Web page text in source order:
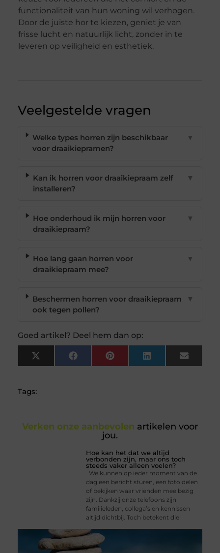
functionaliteit van hun woning wil verhogen.
Door de juiste hor te kiezen, geniet je van
frisse lucht en natuurlijk licht, zonder in te
leveren op veiligheid en esthetiek.
Veelgestelde vragen
Welke types horren zijn beschikbaar
voor draaikiepramen?
▼
Kan ik horren voor draaikiepraam zelf
installeren?
▼
Hoe onderhoud ik mijn horren voor
draaikiepraam?
▼
Hoe lang gaan horren voor
draaikiepraam mee?
▼
Beschermen horren voor draaikiepraam
ook tegen pollen?
▼
Goed artikel? Deel hem dan op:
X
(Twitter)
FacebookPinterest LinkedIn Email
Tags:
Verken onze aanbevolen artikelen voor
jou.
Hoe kan het dat we altijd
verbonden zijn, maar ons toch
steeds vaker alleen voelen?
We kunnen op ieder moment van de
dag een bericht sturen, een foto delen
of bekijken waar vrienden mee bezig
zijn. Dankzij onze telefoons zijn
familieleden, collega’s en kennissen
altijd dichtbij. Toch betekent die